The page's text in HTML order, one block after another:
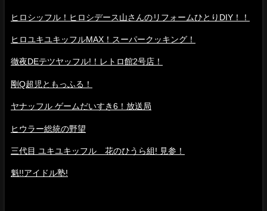
ヒロシッフル！ヒロシデース山さんのリフォームひとりDIY！！
ヒロユキユキッフルMAX！スーパークッキング！
徹夜DEテツヤッフル!！レトロ館2号店！
剛Q超児ともっふる！
ヤナッフル ゲームだいすき6！放送局
ヒウラー総統の野望
三代目 ユキユキッフル 花のひうら組! 見参！
魁!!アイドル塾!